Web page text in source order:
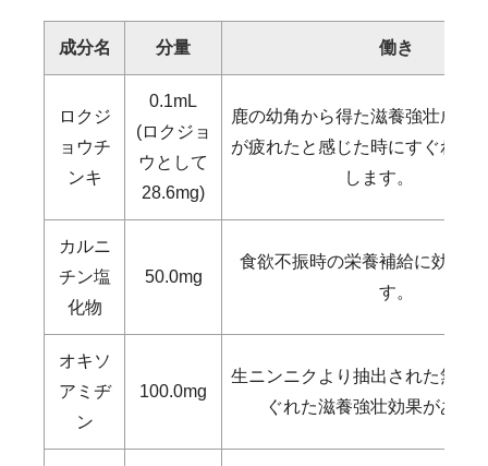
成分名 分量 働き
ロクジ
ョウチ
ンキ
0.1mL
(ロクジョ
ウとして
28.6mg)
鹿の幼角から得た滋養強壮成分
が疲れたと感じた時にすぐれた
します。
カルニ
チン塩
化物
50.0mg
食欲不振時の栄養補給に効果を
す。
オキソ
アミヂ
ン
100.0mg
生ニンニクより抽出された無臭
ぐれた滋養強壮効果があり